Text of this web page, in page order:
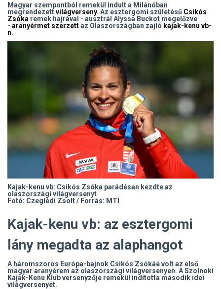
Magyar szempontból remekül indult a Milánóban
megrendezettvilágverseny. Az esztergomi születésű Csikós
Zsóka remek hajrával - ausztrál Alyssa Buckot megelőzve
- aranyérmet szerzettaz Olaszországban zajló kajak-kenu vb-
n.
Kajak-kenu vb: Csikós Zsóka parádésan kezdte az
olaszországi világversenyt
Fotó: Czeglédi Zsolt / Forrás: MTI
Kajak-kenu vb: az esztergomi
lány megadta az alaphangot
A háromszoros Európa-bajnok Csikós Zsókáé volt az első
magyar aranyérem az olaszországi világversenyen. A Szolnoki
Kajak-Kenu Klub versenyzője remekül indította második idei
világversenyét.